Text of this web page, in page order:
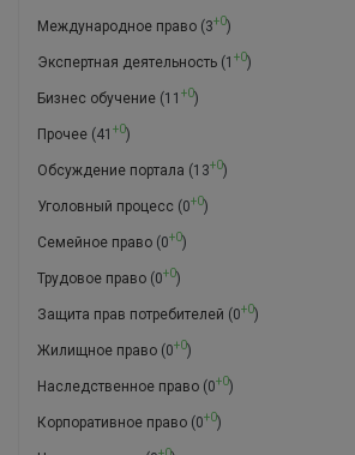
Международное право (3+0)
Экспертная деятельность (1 +0)
Бизнес обучение (11 +0)
Прочее (41 +0)
Обсуждение портала (13+0)
Уголовный процесс (0+0)
Семейное право (0+0)
Трудовое право (0+0)
Защита прав потребителей (0+0)
Жилищное право (0+0)
Наследственное право (0+0)
Корпоративное право (0+0)